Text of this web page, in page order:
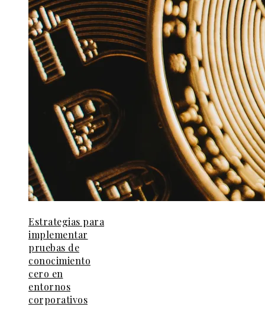
Estrategias para
implementar
pruebas de
conocimiento
cero en
entornos
corporativos